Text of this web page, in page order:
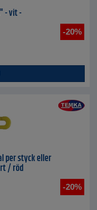
- vit -
-20%
per styck eller
/ röd
-20%